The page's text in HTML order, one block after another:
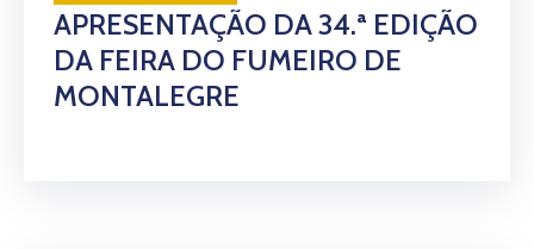
APRESENTAÇÃO DA 34.ª EDIÇÃO
DA FEIRA DO FUMEIRO DE
MONTALEGRE